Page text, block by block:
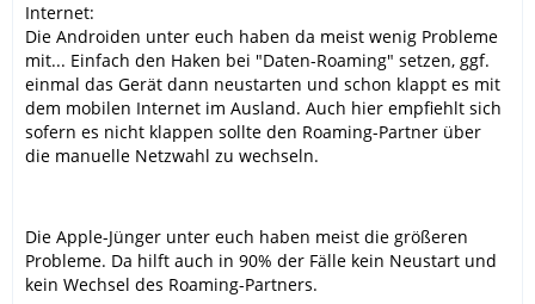
Internet:
Die Androiden unter euch haben da meist wenig Probleme
mit... Einfach den Haken bei "Daten-Roaming" setzen, ggf.
einmal das Gerät dann neustarten und schon klappt es mit
dem mobilen Internet im Ausland. Auch hier empfiehlt sich
sofern es nicht klappen sollte den Roaming-Partner über
die manuelle Netzwahl zu wechseln.
Die Apple-Jünger unter euch haben meist die größeren
Probleme. Da hilft auch in 90% der Fälle kein Neustart und
kein Wechsel des Roaming-Partners.